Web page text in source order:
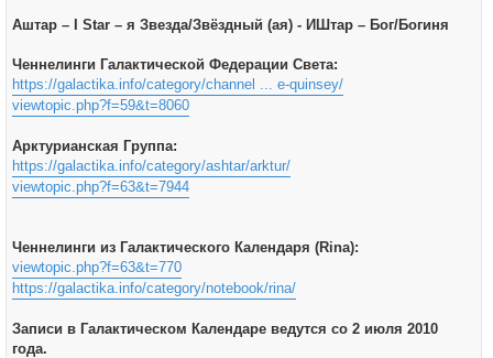
Аштар – I Star – я Звезда/Звёздный (ая) - ИШтар – Бог/Богиня
Ченнелинги Галактической Федерации Света:
https://galactika.info/category/channel ... e-quinsey/
viewtopic.php?f=59&t=8060
Арктурианская Группа:
https://galactika.info/category/ashtar/arktur/
viewtopic.php?f=63&t=7944
Ченнелинги из Галактического Календаря (Rina):
viewtopic.php?f=63&t=770
https://galactika.info/category/notebook/rina/
Записи в Галактическом Календаре ведутся со 2 июля 2010
года.